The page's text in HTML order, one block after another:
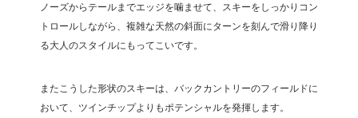
ノーズからテールまでエッジを噛ませて、スキーをしっかりコン
トロールしながら、複雑な天然の斜面にターンを刻んで滑り降り
る大人のスタイルにもってこいです。
またこうした形状のスキーは、バックカントリーのフィールドに
おいて、ツインチップよりもポテンシャルを発揮します。